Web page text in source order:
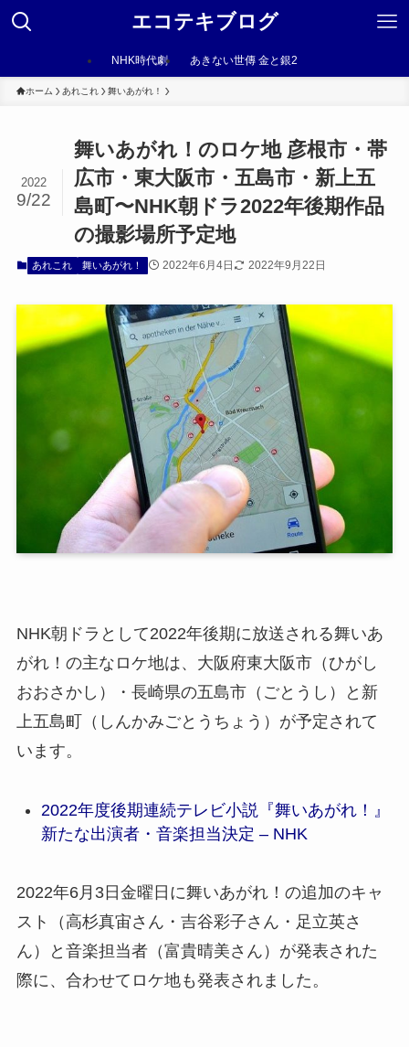
エコテキブログ
NHK時代劇 あきない世傳 金と銀2
ホーム あれこれ 舞いあがれ！
舞いあがれ！のロケ地 彦根市・帯
広市・東大阪市・五島市・新上五
島町〜NHK朝ドラ2022年後期作品
の撮影場所予定地
2022
9/22
あれこれ 舞いあがれ！ 2022年6月4日 2022年9月22日
NHK朝ドラとして2022年後期に放送される舞いあ
がれ！の主なロケ地は、大阪府東大阪市（ひがし
おおさかし）・長崎県の五島市（ごとうし）と新
上五島町（しんかみごとうちょう）が予定されて
います。
2022年度後期連続テレビ小説『舞いあがれ！』
新たな出演者・音楽担当決定 – NHK
2022年6月3日金曜日に舞いあがれ！の追加のキャ
スト（高杉真宙さん・吉谷彩子さん・足立英さ
ん）と音楽担当者（富貴晴美さん）が発表された
際に、合わせてロケ地も発表されました。